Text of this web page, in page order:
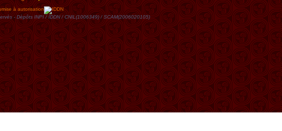
à autorisation
- Dèpôts INPI / IDDN / CNIL(1006349) / SCAM(2006020105)